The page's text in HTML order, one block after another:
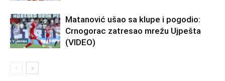
Matanović ušao sa klupe i pogodio:
Crnogorac zatresao mrežu Ujpešta
(VIDEO)